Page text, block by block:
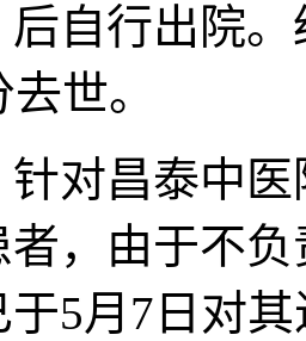
自行出院
世。
昌泰中医
，由于不
5月7日对